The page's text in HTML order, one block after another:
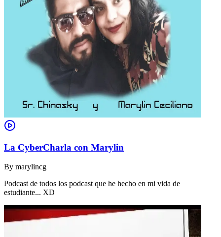
La CyberCharla con Marylin
By marylincg
Podcast de todos los podcast que he hecho en mi vida de
estudiante... XD